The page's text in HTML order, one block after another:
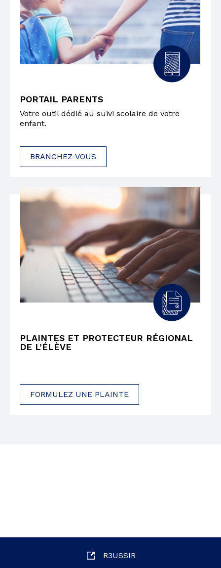
PORTAIL PARENTS
Votre outil dédié au suivi scolaire de votre
enfant.
BRANCHEZ-VOUS
PLAINTES ET PROTECTEUR RÉGIONAL
DE L’ÉLÈVE
FORMULEZ UNE PLAINTE
R3USSIR